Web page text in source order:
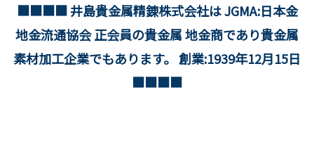
■■■■ 井島貴金属精錬株式会社は JGMA:日本金
地金流通協会 正会員の貴金属 地金商であり貴金属
素材加工企業でもあります。 創業:1939年12月15日
■■■■